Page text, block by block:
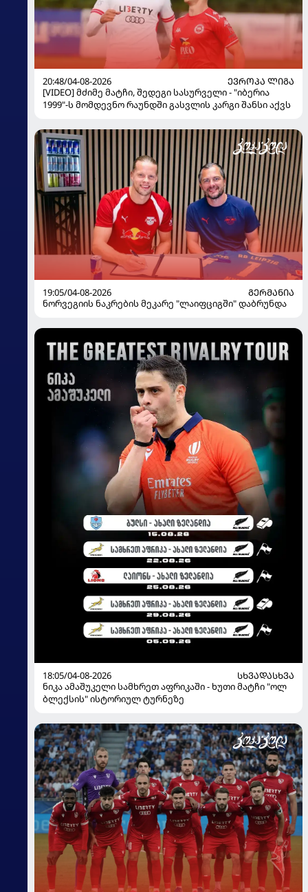
20:48/04-08-2026
ᲔᲕᲠᲝᲞᲐ ᲚᲘᲒᲐ
[VIDEO] მძიმე მატჩი, შედეგი სასურველი - "იბერია
1999"-ს მომდევნო რაუნდში გასვლის კარგი შანსი აქვს
19:05/04-08-2026
ᲒᲔᲠᲛᲐᲜᲘᲐ
ნორვეგიის ნაკრების მეკარე "ლაიფციგში" დაბრუნდა
18:05/04-08-2026
ᲡᲮᲕᲐᲓᲐᲡᲮᲕᲐ
ნიკა ამაშუკელი სამხრეთ აფრიკაში - ხუთი მატჩი "ოლ
ბლექსის" ისტორიულ ტურნეზე